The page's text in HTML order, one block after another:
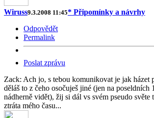
Wiruss9.3.2008 11:45* Připomínky a návrhy
Odpovědět
Permalink
Poslat zprávu
Zack: Ach jo, s tebou komunikovat je jak házet
děláš to z čeho osočuješ jiné (jen na poseldních
nádherně vidět), žij si dál vs svém pseudo světe
ztráta mého času...